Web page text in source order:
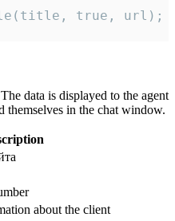
true, url);
data is displayed to the agent
themselves in the chat window.
about the client